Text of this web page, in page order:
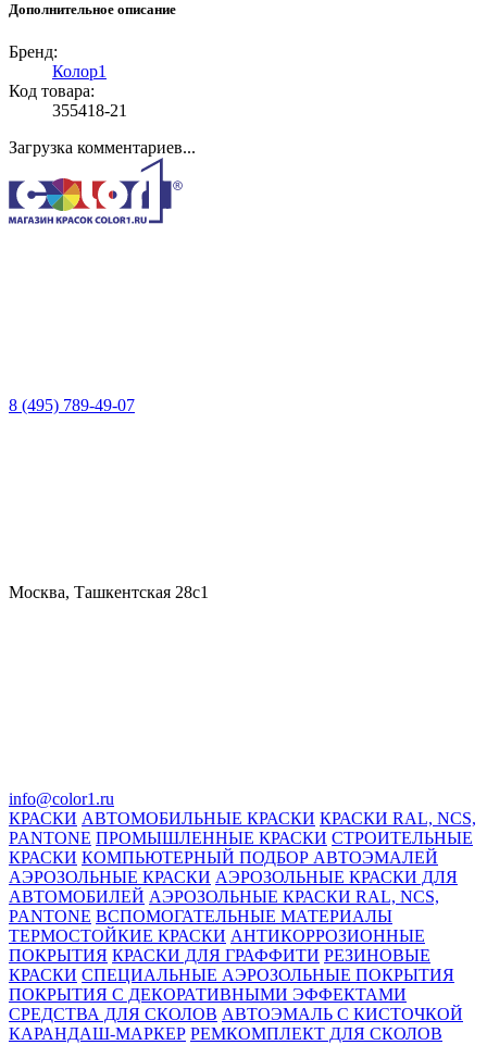
Дополнительное описание
Бренд:
Колор1
Код товара:
355418-21
Загрузка комментариев...
8 (495) 789-49-07
Москва, Ташкентская 28с1
info@color1.ru
КРАСКИ АВТОМОБИЛЬНЫЕ КРАСКИ КРАСКИ RAL, NCS,
PANTONE ПРОМЫШЛЕННЫЕ КРАСКИ СТРОИТЕЛЬНЫЕ
КРАСКИ КОМПЬЮТЕРНЫЙ ПОДБОР АВТОЭМАЛЕЙ
АЭРОЗОЛЬНЫЕ КРАСКИ АЭРОЗОЛЬНЫЕ КРАСКИ ДЛЯ
АВТОМОБИЛЕЙ АЭРОЗОЛЬНЫЕ КРАСКИ RAL, NCS,
PANTONE ВСПОМОГАТЕЛЬНЫЕ МАТЕРИАЛЫ
ТЕРМОСТОЙКИЕ КРАСКИ АНТИКОРРОЗИОННЫЕ
ПОКРЫТИЯ КРАСКИ ДЛЯ ГРАФФИТИ РЕЗИНОВЫЕ
КРАСКИ СПЕЦИАЛЬНЫЕ АЭРОЗОЛЬНЫЕ ПОКРЫТИЯ
ПОКРЫТИЯ С ДЕКОРАТИВНЫМИ ЭФФЕКТАМИ
СРЕДСТВА ДЛЯ СКОЛОВ АВТОЭМАЛЬ С КИСТОЧКОЙ
КАРАНДАШ-МАРКЕР РЕМКОМПЛЕКТ ДЛЯ СКОЛОВ